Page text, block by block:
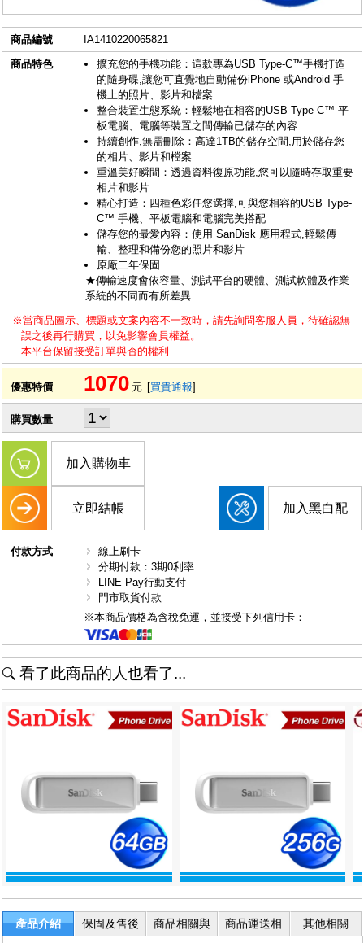
商品編號
IA1410220065821
商品特色
擴充您的手機功能：這款專為USB Type-C™手機打造
的隨身碟,讓您可直覺地自動備份iPhone 或Android 手
機上的照片、影片和檔案
整合裝置生態系統：輕鬆地在相容的USB Type-C™ 平
板電腦、電腦等裝置之間傳輸已儲存的內容
持續創作,無需刪除：高達1TB的儲存空間,用於儲存您
的相片、影片和檔案
重溫美好瞬間：透過資料復原功能,您可以隨時存取重要
相片和影片
精心打造：四種色彩任您選擇,可與您相容的USB Type-
C™ 手機、平板電腦和電腦完美搭配
儲存您的最愛內容：使用 SanDisk 應用程式,輕鬆傳
輸、整理和備份您的照片和影片
原廠二年保固
★傳輸速度會依容量、測試平台的硬體、測試軟體及作業
系統的不同而有所差異
※當商品圖示、標題或文案內容不一致時，請先詢問客服人員，待確認無
誤之後再行購買，以免影響會員權益。
本平台保留接受訂單與否的權利
優惠特價 1070 元 [買貴通報]
購買數量
加入購物車
立即結帳 加入黑白配
付款方式
線上刷卡
分期付款：3期0利率
LINE Pay行動支付
門市取貨付款
※本商品價格為含稅免運，並接受下列信用卡：
看了此商品的人也看了...
產品介紹
保固及售後
商品相關與
商品運送相
其他相關